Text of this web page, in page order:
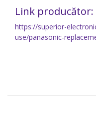
Link producător:
https://superior-
use/panasonic-